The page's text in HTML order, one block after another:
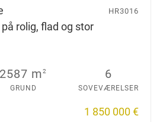
rolig, flad og stor
HR3016
2587 m2
GRUND
6
SOVEVÆRELSER
1 850 000 €